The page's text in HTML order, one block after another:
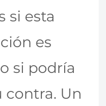
si esta
es
si podría
contra. Un